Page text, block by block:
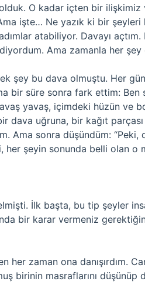
O kadar içten bir ilişkimiz
işte… Ne yazık ki bir şeyleri
atabiliyor. Davayı
Ama zamanla her
şey bu dava olmuştu. Her
bir süre sonra fark ettim: Ben
yavaş, içimdeki hüzün ve
dava uğruna, bir kağıt
Ama sonra düşündüm: “Peki,
her şeyin sonunda belli olan o
İlk başta, bu tip şeyler
bir karar vermeniz
her zaman ona danışırdım.
birinin masraflarını düşünüp